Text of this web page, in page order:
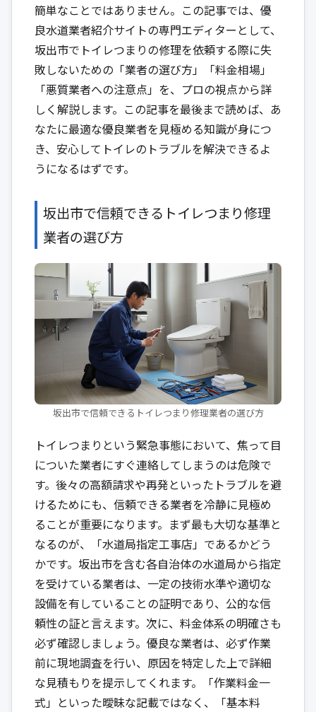
簡単なことではありません。この記事では、優
良水道業者紹介サイトの専門エディターとして、
坂出市でトイレつまりの修理を依頼する際に失
敗しないための「業者の選び方」「料金相場」
「悪質業者への注意点」を、プロの視点から詳
しく解説します。この記事を最後まで読めば、あ
なたに最適な優良業者を見極める知識が身につ
き、安心してトイレのトラブルを解決できるよ
うになるはずです。
坂出市で信頼できるトイレつまり修理
業者の選び方
坂出市で信頼できるトイレつまり修理業者の選び方
トイレつまりという緊急事態において、焦って目
についた業者にすぐ連絡してしまうのは危険で
す。後々の高額請求や再発といったトラブルを避
けるためにも、信頼できる業者を冷静に見極め
ることが重要になります。まず最も大切な基準と
なるのが、「水道局指定工事店」であるかどう
かです。坂出市を含む各自治体の水道局から指定
を受けている業者は、一定の技術水準や適切な
設備を有していることの証明であり、公的な信
頼性の証と言えます。次に、料金体系の明確さも
必ず確認しましょう。優良な業者は、必ず作業
前に現地調査を行い、原因を特定した上で詳細
な見積もりを提示してくれます。「作業料金一
式」といった曖昧な記載ではなく、「基本料